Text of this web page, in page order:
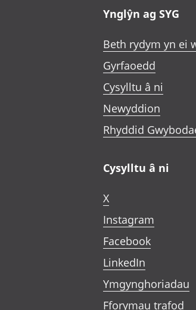
Ynglŷn ag SYG
Beth rydym yn ei
Gyrfaoedd
Cysylltu â ni
Newyddion
Rhyddid
Cysylltu â ni
X
Instagram
Facebook
LinkedIn
Ymgynghoriadau
Fforymau trafod